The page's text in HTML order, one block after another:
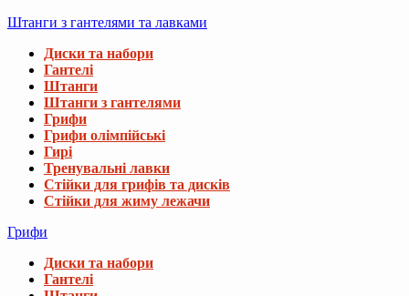
Штанги з гантелями та лавками
Диски та набори
Гантелі
Штанги
Штанги з гантелями
Грифи
Грифи олімпійські
Гирі
Тренувальні лавки
Стійки для грифів та дисків
Стійки для жиму лежачи
Грифи
Диски та набори
Гантелі